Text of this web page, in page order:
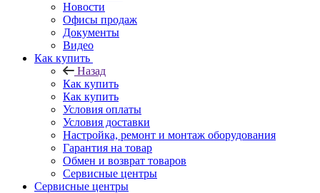
Новости
Офисы продаж
Документы
Видео
Как купить
Назад
Как купить
Как купить
Условия оплаты
Условия доставки
Настройка, ремонт и монтаж оборудования
Гарантия на товар
Обмен и возврат товаров
Сервисные центры
Сервисные центры